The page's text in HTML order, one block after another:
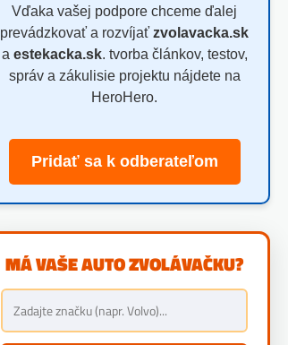
Vďaka vašej podpore chceme ďalej
prevádzkovať a rozvíjať zvolavacka.sk
a estekacka.sk. tvorba článkov, testov,
správ a zákulisie projektu nájdete na
HeroHero.
Pridať sa k odberateľom
MÁ VAŠE AUTO ZVOLÁVAČKU?